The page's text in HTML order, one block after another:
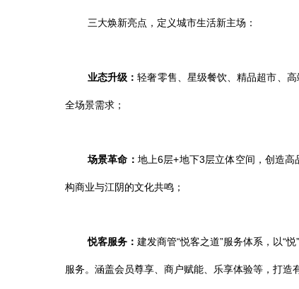
三大焕新亮点，定义城市生活新主场：
业态升级：轻奢零售、星级餐饮、精品超市、
全场景需求；
场景革命： 地上6层+地下3层立体空间，创造高
构商业与江阴的文化共鸣；
悦客服务：建发商管“悦客之道”服务体系， 以“
服务。 涵盖会员尊享、商户赋能 乐享体验等 ，打造